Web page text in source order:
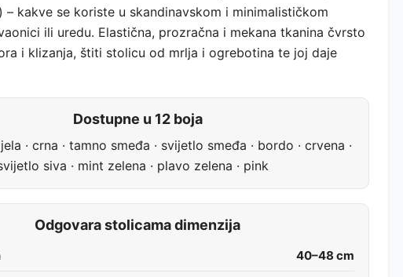
– kakve se koriste u skandinavskom i minimalističkom
ili uredu. Elastična, prozračna i mekana tkanina čvrsto
i klizanja, štiti stolicu od mrlja i ogrebotina te joj daje
Dostupne u 12 boja
· crna · tamno smeđa · svijetlo smeđa · bordo · crvena ·
siva · mint zelena · plavo zelena · pink
Odgovara stolicama dimenzija
40–48 cm